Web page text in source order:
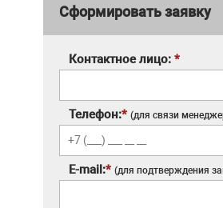
Сформировать заявку
Контактное лицо: *
Телефон:* (для связи
E-mail:* (для подтверждения